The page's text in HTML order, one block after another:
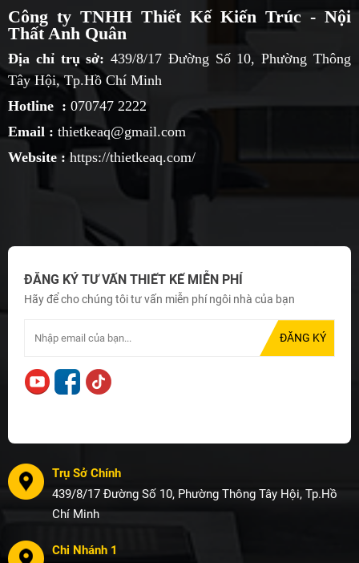
Công ty TNHH Thiết Kế Kiến Trúc - Nội
Thất Anh Quân
Địa chỉ trụ sở: 439/8/17 Đường Số 10, Phường Thông
Tây Hội, Tp.Hồ Chí Minh
Hotline : 070747 2222
Email : thietkeaq@gmail.com
Website :https://thietkeaq.com/
ĐĂNG KÝ TƯ VẤN THIẾT KẾ MIỄN PHÍ
Hãy để cho chúng tôi tư vấn miễn phí ngôi nhà của bạn
Trụ Sở Chính
439/8/17 Đường Số 10, Phường Thông Tây Hội, Tp.Hồ
Chí Minh
Chi Nhánh 1